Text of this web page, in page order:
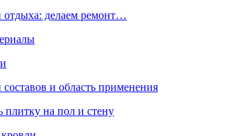
делаем ремонт…
и область применения
плитку на пол и стену